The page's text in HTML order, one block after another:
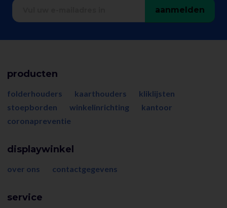
aanmelden
producten
folderhouders kaarthouders
kliklijsten
stoepborden
winkelinrichting
kantoor
coronapreventie
displaywinkel
over ons contactgegevens
service